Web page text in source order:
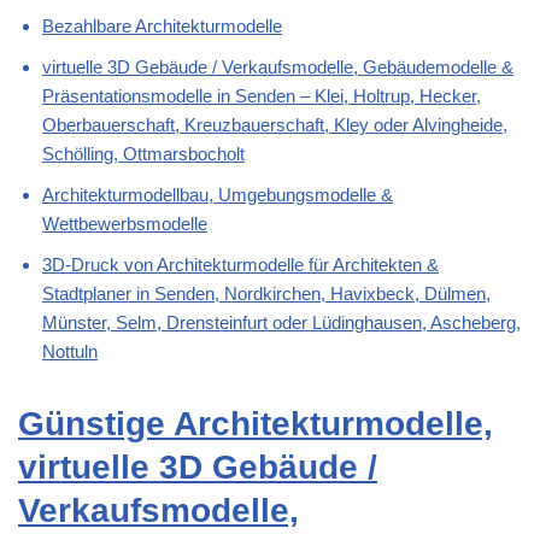
Bezahlbare Architekturmodelle
virtuelle 3D Gebäude / Verkaufsmodelle, Gebäudemodelle &
Präsentationsmodelle in Senden – Klei, Holtrup, Hecker,
Oberbauerschaft, Kreuzbauerschaft, Kley oder Alvingheide,
Schölling, Ottmarsbocholt
Architekturmodellbau, Umgebungsmodelle &
Wettbewerbsmodelle
3D-Druck von Architekturmodelle für Architekten &
Stadtplaner in Senden, Nordkirchen, Havixbeck, Dülmen,
Münster, Selm, Drensteinfurt oder Lüdinghausen, Ascheberg,
Nottuln
Günstige Architekturmodelle,
virtuelle 3D Gebäude /
Verkaufsmodelle,